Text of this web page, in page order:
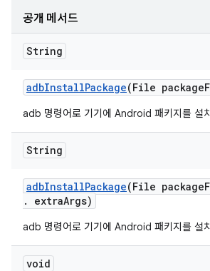
공개 메서드
String
adbInstallPackage(File package
adb 명령어로 기기에 Android 패키지를 설
String
adbInstallPackage(File package
.
extraArgs)
adb 명령어로 기기에 Android 패키지를 설
void